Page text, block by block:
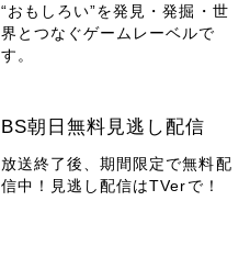
“おもしろい”を発見・発掘・世
界とつなぐゲームレーベルで
す。
BS朝日無料見逃し配信
放送終了後、期間限定で無料配
信中！見逃し配信はTVerで！